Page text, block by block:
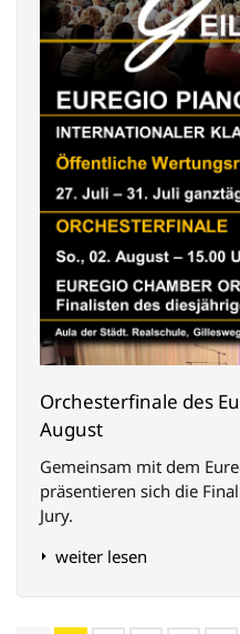
Orchesterfinale des
August
Gemeinsam mit dem
präsentieren sich die
Jury.
weiter lesen